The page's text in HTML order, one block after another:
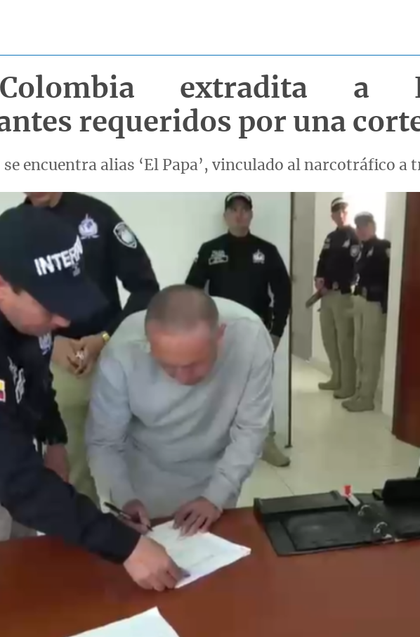
extradita a
requeridos por una
encuentra alias ‘El Papa’, vinculado al narcotráfico a